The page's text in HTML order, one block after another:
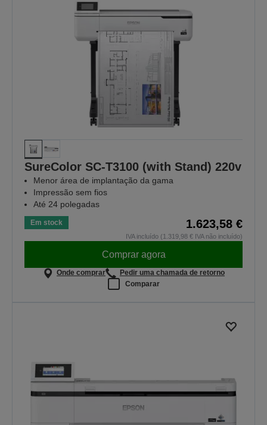
SureColor SC-T3100 (with Stand) 220v
Menor área de implantação da gama
Impressão sem fios
Até 24 polegadas
Em stock 1.623,58 €
IVA incluído (1.319,98 € IVA não incluído)
Comprar agora
Onde comprar
Pedir uma chamada de retorno
Comparar